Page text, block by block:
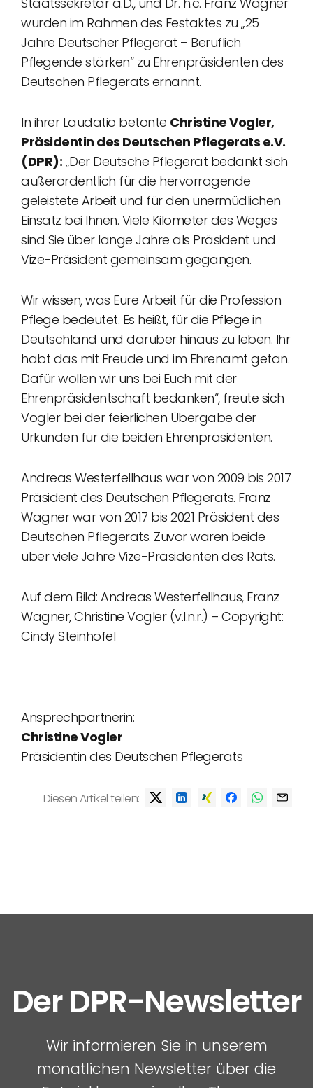
wurden im Rahmen des Festaktes zu „25
Jahre Deutscher Pflegerat – Beruflich
Pflegende stärken“ zu Ehrenpräsidenten des
Deutschen Pflegerats ernannt.
In ihrer Laudatio betonte Christine Vogler,
Präsidentin des Deutschen Pflegerats e.V.
(DPR): „Der Deutsche Pflegerat bedankt sich
außerordentlich für die hervorragende
geleistete Arbeit und für den unermüdlichen
Einsatz bei Ihnen. Viele Kilometer des Weges
sind Sie über lange Jahre als Präsident und
Vize-Präsident gemeinsam gegangen.
Wir wissen, was Eure Arbeit für die Profession
Pflege bedeutet. Es heißt, für die Pflege in
Deutschland und darüber hinaus zu leben. Ihr
habt das mit Freude und im Ehrenamt getan.
Dafür wollen wir uns bei Euch mit der
Ehrenpräsidentschaft bedanken“, freute sich
Vogler bei der feierlichen Übergabe der
Urkunden für die beiden Ehrenpräsidenten.
Andreas Westerfellhaus war von 2009 bis 2017
Präsident des Deutschen Pflegerats. Franz
Wagner war von 2017 bis 2021 Präsident des
Deutschen Pflegerats. Zuvor waren beide
über viele Jahre Vize-Präsidenten des Rats.
Auf dem Bild: Andreas Westerfellhaus, Franz
Wagner, Christine Vogler (v.l.n.r.) – Copyright:
Cindy Steinhöfel
Ansprechpartnerin:
Christine Vogler
Präsidentin des Deutschen Pflegerats
Diesen Artikel teilen:
Der DPR-Newsletter
Wir informieren Sie in unserem
monatlichen Newsletter über die